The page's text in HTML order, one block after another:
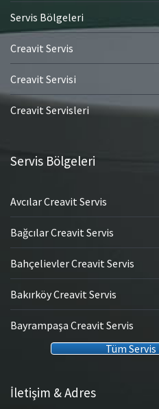
Servis Bölgeleri
Creavit Servis
Creavit Servisi
Creavit Servisleri
Servis Bölgeleri
Avcılar Creavit Servis
Bağcılar Creavit Servis
Bahçelievler Creavit Servis
Bakırköy Creavit Servis
Bayrampaşa Creavit Servis
Tüm
İletişim & Adres